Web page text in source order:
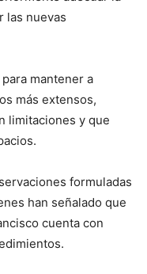
las nuevas
mantener a
más extensos,
limitaciones y que
formuladas
han señalado que
cuenta con